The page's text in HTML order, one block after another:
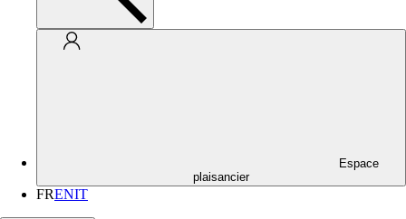
Espace
plaisancier
FRENIT